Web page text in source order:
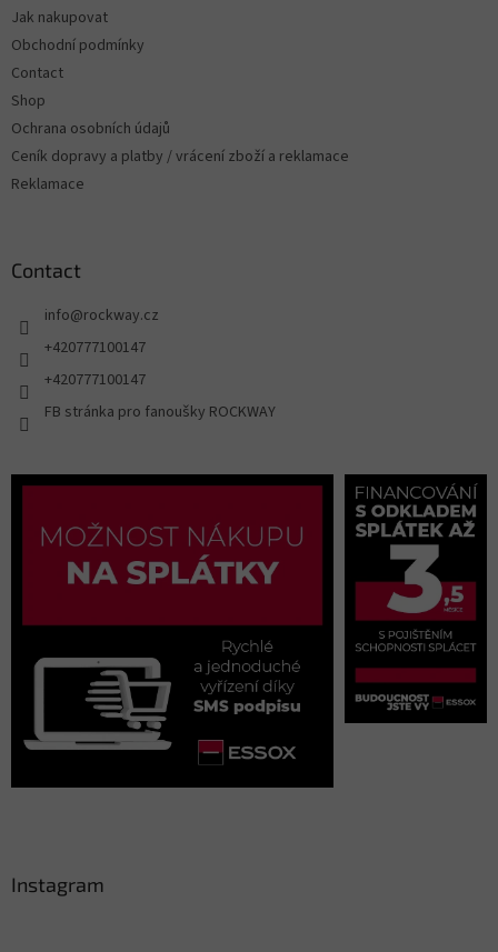
Jak nakupovat
Obchodní podmínky
Contact
Shop
Ochrana osobních údajů
Ceník dopravy a platby / vrácení zboží a reklamace
Reklamace
Contact
info@rockway.cz
+420777100147
+420777100147
FB stránka pro fanoušky ROCKWAY
Instagram